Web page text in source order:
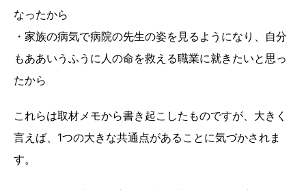
なったから
・家族の病気で病院の先生の姿を見るようになり、自分
もああいうふうに人の命を救える職業に就きたいと思っ
たから
これらは取材メモから書き起こしたものですが、大きく
言えば、1つの大きな共通点があることに気づかされま
す。